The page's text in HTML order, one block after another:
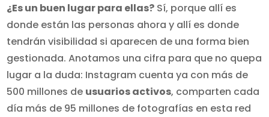
¿Es un buen lugar para ellas? Sí, porque allí es
donde están las personas ahora y allí es donde
tendrán visibilidad si aparecen de una forma bien
gestionada. Anotamos una cifra para que no quepa
lugar a la duda: Instagram cuenta ya con más de
500 millones de usuarios activos, comparten cada
día más de 95 millones de fotografías en esta red